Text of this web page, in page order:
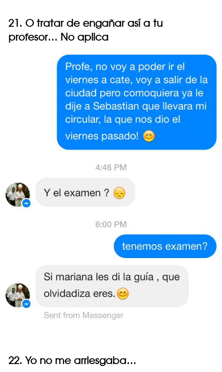
21. O tratar de engañar así a tu
profesor… No aplica
22. Yo no me arriesgaba…